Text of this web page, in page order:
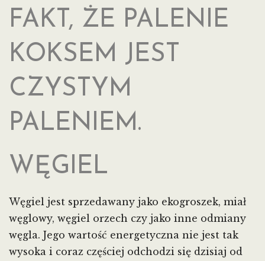
FAKT, ŻE PALENIE
KOKSEM JEST
CZYSTYM
PALENIEM.
WĘGIEL
Węgiel jest sprzedawany jako ekogroszek, miał
węglowy, węgiel orzech czy jako inne odmiany
węgla. Jego wartość energetyczna nie jest tak
wysoka i coraz częściej odchodzi się dzisiaj od